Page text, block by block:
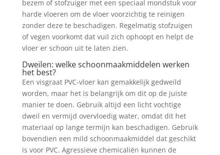
bezem of stofzuiger met een speciaal mondstuk voor
harde vloeren om de vloer voorzichtig te reinigen
zonder deze te beschadigen. Regelmatig stofzuigen
of vegen voorkomt dat vuil zich ophoopt en helpt de
vloer er schoon uit te laten zien.
Dweilen: welke schoonmaakmiddelen werken
het best?
Een visgraat PVC-vloer kan gemakkelijk gedweild
worden, maar het is belangrijk om dit op de juiste
manier te doen. Gebruik altijd een licht vochtige
dweil en vermijd overvloedig water, omdat dit het
materiaal op lange termijn kan beschadigen. Gebruik
bovendien een mild schoonmaakmiddel dat geschikt
is voor PVC. Agressieve chemicaliën kunnen de